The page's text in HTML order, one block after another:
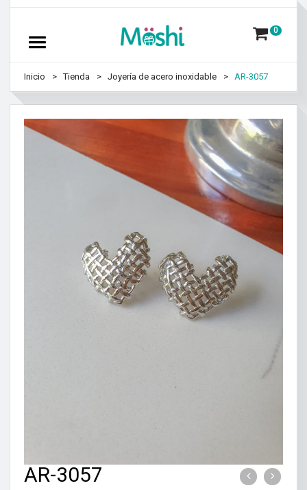
0
Inicio Tienda Joyería de acero inoxidable AR-3057
AR-3057